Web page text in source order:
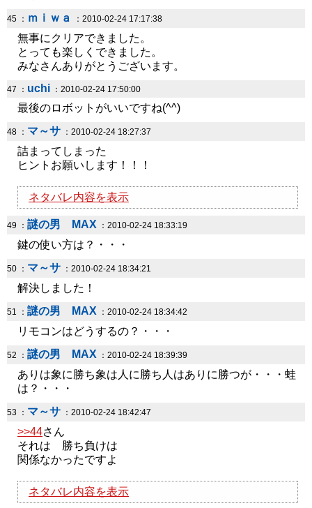
45 ： ｍｉｗａ ：2010-02-24 17:17:38
無事にクリアできました。
とっても楽しくできました。
みなさんありがとうございます。
47 ： uchi ：2010-02-24 17:50:00
最後のロボットがいいですね(^^)
48 ： マ～サ ：2010-02-24 18:27:37
詰まってしまった
ヒントお願いします！！！
ネタバレ内容を表示
49 ： 謎の男 MAX ：2010-02-24 18:33:19
鍵の使い方は？・・・
50 ： マ～サ ：2010-02-24 18:34:21
解決しました！
51 ： 謎の男 MAX ：2010-02-24 18:34:42
リモコンはどうするの？・・・
52 ： 謎の男 MAX ：2010-02-24 18:39:39
ありは象に勝ち象は人に勝ち人はありに勝つが・・・蛙
は？・・・
53 ： マ～サ ：2010-02-24 18:42:47
>>44さん
それは 勝ち負けは
関係なかったですよ
ネタバレ内容を表示